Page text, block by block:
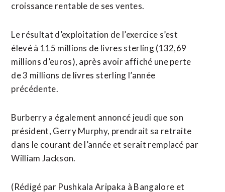
croissance rentable de ses ventes.
Le résultat d’exploitation de l’exercice s’est
élevé à 115 millions de livres sterling (132,69
millions d’euros), après avoir affiché une perte
de 3 millions de livres sterling l’année
précédente.
Burberry a également annoncé jeudi que son
⁠président, Gerry Murphy, prendrait sa retraite
dans le courant de l’année et serait remplacé par
William Jackson.
(Rédigé par Pushkala Aripaka à Bangalore ​et